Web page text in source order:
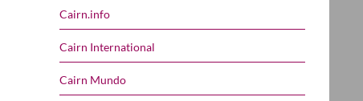
Cairn.info
Cairn International
Cairn Mundo